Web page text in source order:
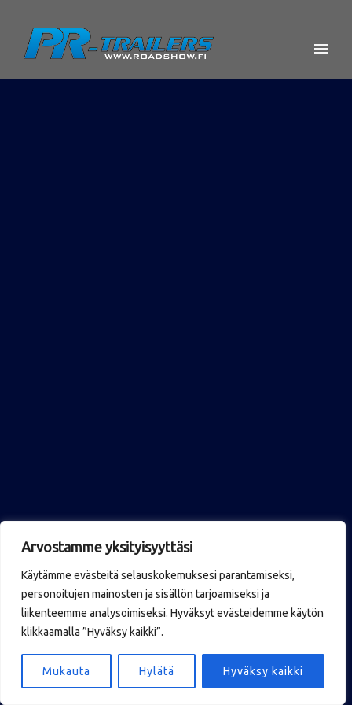
Arvostamme yksityisyyttäsi
Käytämme evästeitä selauskokemuksesi parantamiseksi,
personoitujen mainosten ja sisällön tarjoamiseksi ja
liikenteemme analysoimiseksi. Hyväksyt evästeidemme käytön
klikkaamalla ”Hyväksy kaikki”.
Mukauta Hylätä Hyväksy kaikki